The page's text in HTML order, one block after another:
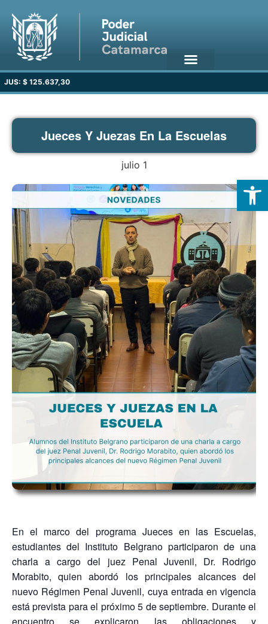
JUS: $ 125.637,30
Jueces Y Juezas En La Escuelas
julio 1
En el marco del programa Jueces en las Escuelas,
estudiantes del Instituto Belgrano participaron de una
charla a cargo del juez Penal Juvenil, Dr. Rodrigo
Morabito, quien abordó los principales alcances del
nuevo Régimen Penal Juvenil, cuya entrada en vigencia
está prevista para el próximo 5 de septiembre. Durante el